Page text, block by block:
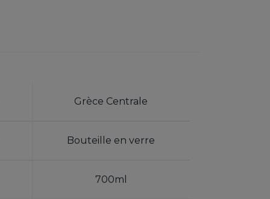
Grèce Centrale
Bouteille en verre
700ml